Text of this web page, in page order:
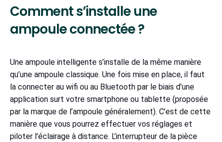
Comment s’installe une
ampoule connectée ?
Une ampoule intelligente s’installe de la même manière
qu’une ampoule classique. Une fois mise en place, il faut
la connecter au wifi ou au Bluetooth par le biais d’une
application surt votre smartphone ou tablette (proposée
par la marque de l’ampoule généralement). C’est de cette
manière que vous pourrez effectuer vos réglages et
piloter l’éclairage à distance. L’interrupteur de la pièce